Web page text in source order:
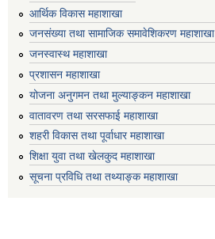
आर्थिक विकास महाशाखा
जनसंख्या तथा सामाजिक समावेशिकरण महाशाखा
जनस्वास्थ महाशाखा
प्रशासन महाशाखा
योजना अनुगमन तथा मुल्याङ्कन महाशाखा
वातावरण तथा सरसफाई महाशाखा
शहरी विकास तथा पूर्वाधार महाशाखा
शिक्षा युवा तथा खेलकुद महाशाखा
सूचना प्रविधि तथा तथ्याङ्क महाशाखा